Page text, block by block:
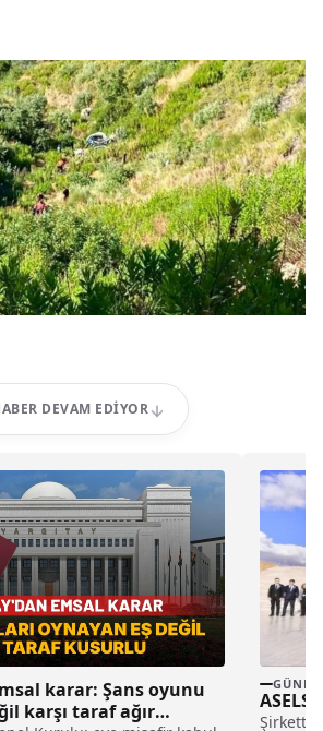
DEVAM EDIYOR
karar: Şans oyunu
karşı taraf ağır